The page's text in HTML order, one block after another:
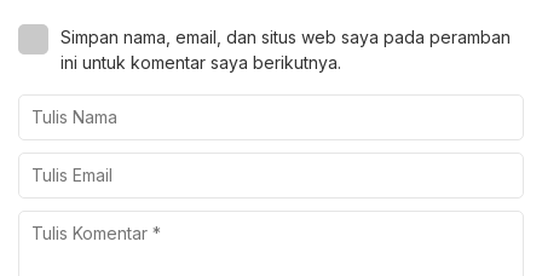
Simpan nama, email, dan situs web saya pada peramban
ini untuk komentar saya berikutnya.